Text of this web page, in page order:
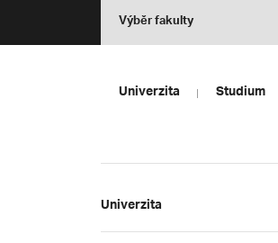
Výběr fakulty
Univerzita Studium
Univerzita